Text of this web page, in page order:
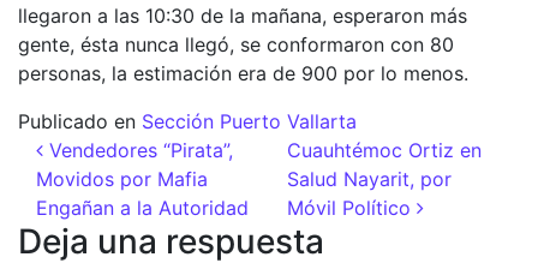
llegaron a las 10:30 de la mañana, esperaron más
gente, ésta nunca llegó, se conformaron con 80
personas, la estimación era de 900 por lo menos.
Publicado en Sección Puerto Vallarta
Navegación de entradas
Vendedores “Pirata”,
Movidos por Mafia
Engañan a la Autoridad
Cuauhtémoc Ortiz en
Salud Nayarit, por
Móvil Político
Deja una respuesta